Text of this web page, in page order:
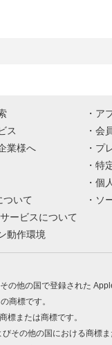
ス
業様へ
ついて
ービスについて
動作環境
ア
会
プ
特
個
ソ
他の国で登録された
商標です。
標または商標です。
その他の国における商標ま